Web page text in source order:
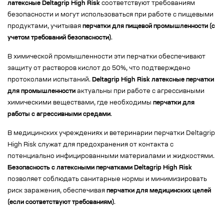
латексные Deltagrip High Risk соответствуют требованиям
безопасности и могут использоваться при работе с пищевыми
продуктами, учитывая перчатки для пищевой промышленности (с
учетом требований безопасности).
В химической промышленности эти перчатки обеспечивают
защиту от растворов кислот до 50%, что подтверждено
протоколами испытаний. Deltagrip High Risk латексные перчатки
для промышленности актуальны при работе с агрессивными
химическими веществами, где необходимы перчатки для
работы с агрессивными средами.
В медицинских учреждениях и ветеринарии перчатки Deltagrip
High Risk служат для предохранения от контакта с
потенциально инфицированными материалами и жидкостями.
Безопасность с латексными перчатками Deltagrip High Risk
позволяет соблюдать санитарные нормы и минимизировать
риск заражения, обеспечивая перчатки для медицинских целей
(если соответствуют требованиям).